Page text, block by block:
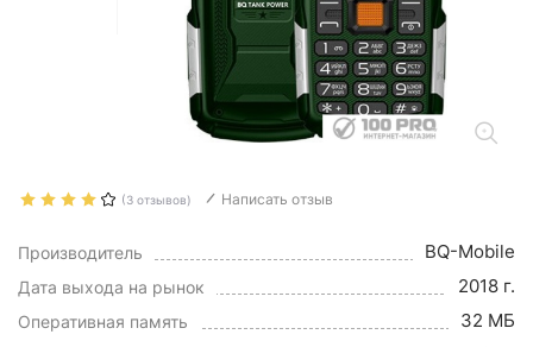
(3 отзывов) Написать отзыв
Производитель BQ-Mobile
Дата выхода на рынок 2018 г.
Оперативная память 32 МБ